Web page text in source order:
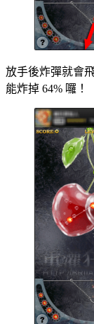
放手後炸彈就會
能炸掉 64% 囉！